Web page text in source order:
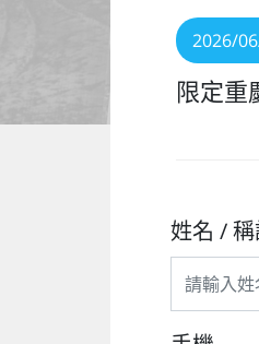
2026/
限定重
姓名 /